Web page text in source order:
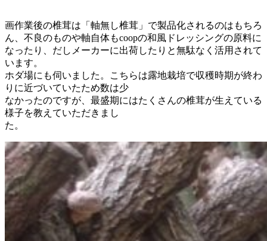
画作業後の椎茸は「軸無し椎茸」で製品化されるのはもちろ
ん、不良のものや軸自体もcoopの和風ドレッシングの原料に
なったり、だしメーカーに出荷したりと無駄なく活用されて
います。
ホダ場にも伺いました。こちらは露地栽培で収穫時期が終わ
りに近づいていたため数は少
なかったのですが、最盛期にはたくさんの椎茸が生えている
様子を教えていただきまし
た。